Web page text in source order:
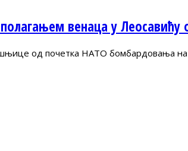
венаца у
од почетка НАТО бомбардовања на